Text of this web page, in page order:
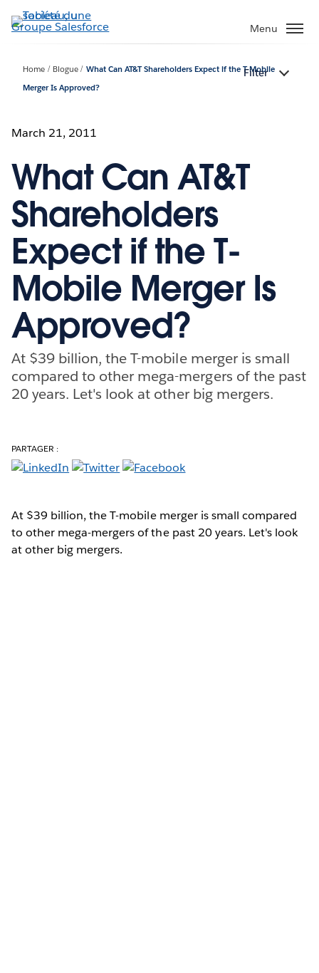
Aller
au
Menu
Home Blogue
What Can AT&T Shareholders Expect if the T-Mobile
Merger Is Approved?
Filter
March 21, 2011
What Can AT&T
Shareholders
Expect if the T-
Mobile Merger Is
Approved?
At $39 billion, the T-mobile merger is small
compared to other mega-mergers of the past
20 years. Let's look at other big mergers.
PARTAGER :
At $39 billion, the T-mobile merger is small compared
to other mega-mergers of the past 20 years. Let's look
at other big mergers.